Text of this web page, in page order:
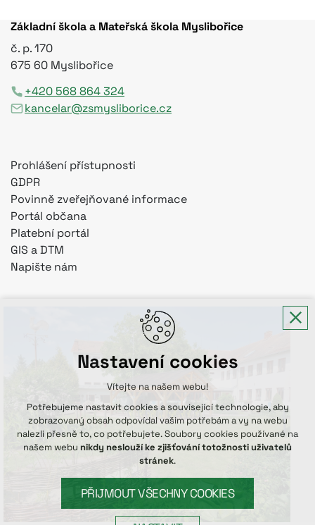
Základní škola a Mateřská škola Myslibořice
č. p. 170
675 60 Myslibořice
+420 568 864 324
kancelar@zsmysliborice.cz
Prohlášení přístupnosti
GDPR
Povinně zveřejňované informace
Portál občana
Platební portál
GIS a DTM
Napište nám
Nastavení cookies
Vítejte na našem webu!
Potřebujeme nastavit cookies a související technologie, aby
zobrazovaný obsah odpovídal vašim potřebám a vy na webu
nalezli přesně to, co potřebujete. Soubory cookies používané na
našem webu nikdy neslouží ke zjišťování totožnosti uživatelů
stránek.
PŘIJMOUT VŠECHNY COOKIES